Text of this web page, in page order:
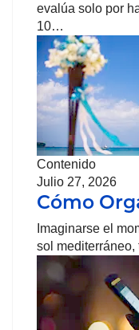
evalúa solo por
10…
Contenido
Julio 27, 2026
Cómo
Imaginarse el
sol